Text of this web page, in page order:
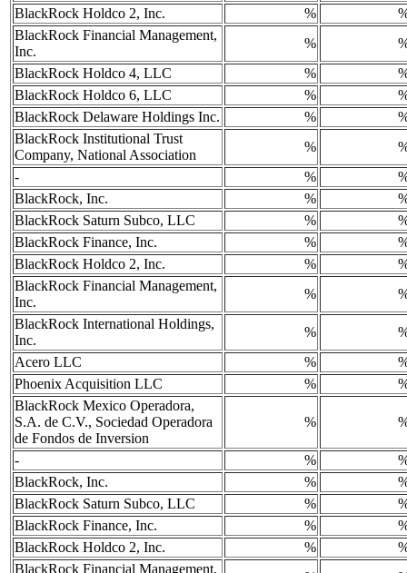
BlackRock Holdco 2, Inc.
%
BlackRock Financial Management,
Inc.
%
BlackRock Holdco 4, LLC
%
BlackRock Holdco 6, LLC
%
BlackRock Delaware Holdings Inc.
%
BlackRock Institutional Trust
Company, National Association
%
-
%
BlackRock, Inc.
%
BlackRock Saturn Subco, LLC
%
BlackRock Finance, Inc.
%
BlackRock Holdco 2, Inc.
%
BlackRock Financial Management,
Inc.
%
BlackRock International Holdings,
Inc.
%
Acero LLC
%
Phoenix Acquisition LLC
%
BlackRock Mexico Operadora,
S.A. de C.V., Sociedad Operadora
de Fondos de Inversion
%
- %
BlackRock, Inc.
%
BlackRock Saturn Subco, LLC
%
BlackRock Finance, Inc.
%
BlackRock Holdco 2, Inc.
%
BlackRock Financial Management,